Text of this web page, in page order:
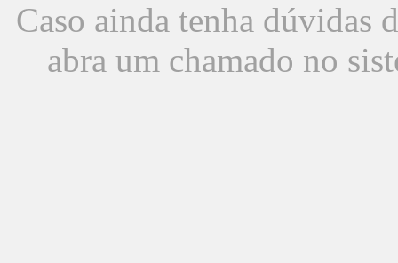
Caso ainda tenha dúvidas
abra um chamado no